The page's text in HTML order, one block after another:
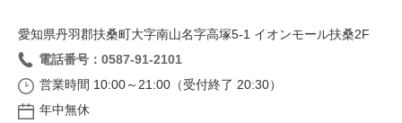
愛知県丹羽郡扶桑町大字南山名字高塚5‐1 イオンモール扶桑2F
電話番号：0587-91-2101
営業時間 10:00～21:00（受付終了 20:30）
年中無休